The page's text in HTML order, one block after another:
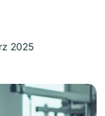
2025